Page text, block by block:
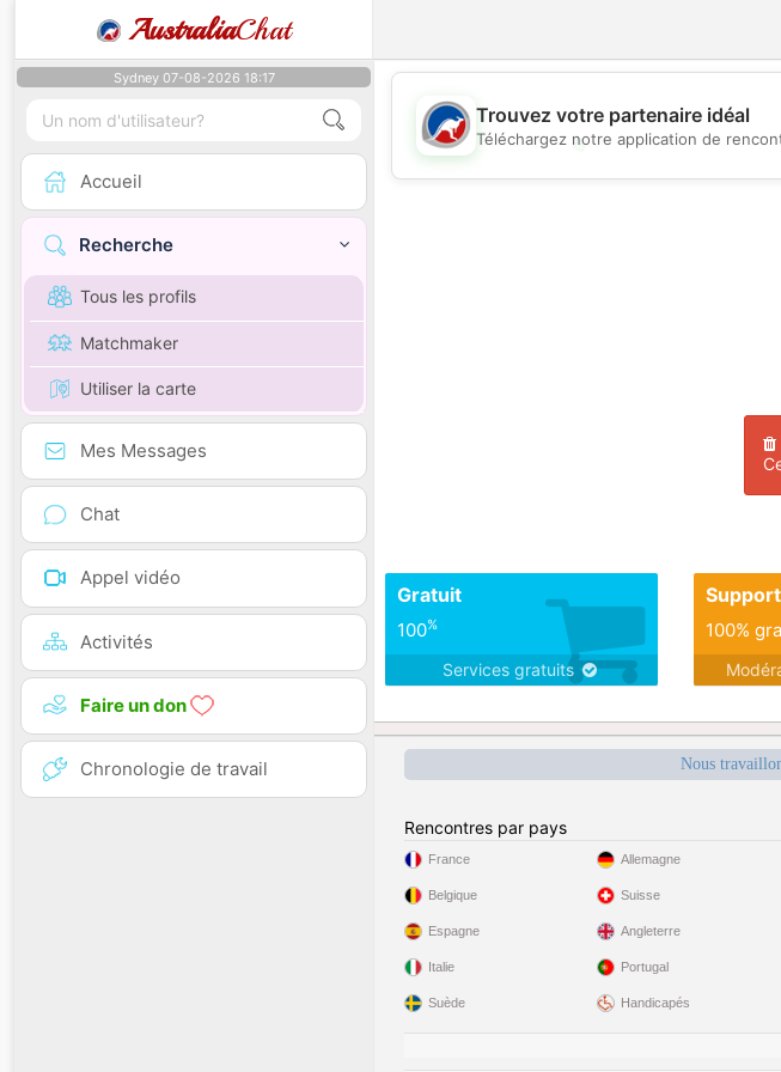
AustraliaChat
Sydney 07-08-2026 18:17
Accueil
Recherche
Tous les profils
Matchmaker
Utiliser la carte
Mes Messages
Chat
Appel vidéo
Activités
Faire un don
Chronologie de travail
💖
Trouvez votre partenaire idéal
Téléchargez notre application de
Gratuit
100%
Services gratuits
Support
100%
Nous
Rencontres par pays
France
Belgique
Espagne
Italie
Suède
Allemagne
Suisse
Angleterre
Portugal
Handicapés